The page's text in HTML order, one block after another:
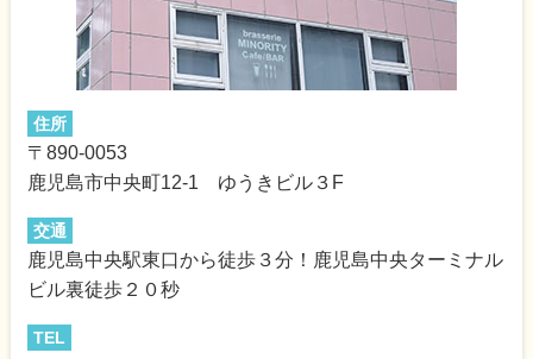
住所
〒890-0053
鹿児島市中央町12-1 ゆうきビル３F
交通
鹿児島中央駅東口から徒歩３分！鹿児島中央ターミナル
ビル裏徒歩２０秒
TEL